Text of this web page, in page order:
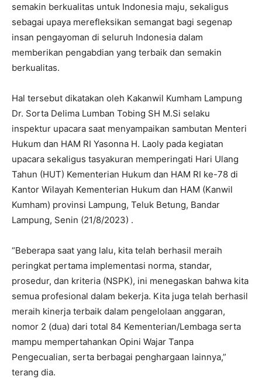
semakin berkualitas untuk Indonesia maju, sekaligus
sebagai upaya merefleksikan semangat bagi segenap
insan pengayoman di seluruh Indonesia dalam
memberikan pengabdian yang terbaik dan semakin
berkualitas.
Hal tersebut dikatakan oleh Kakanwil Kumham Lampung
Dr. Sorta Delima Lumban Tobing SH M.Si selaku
inspektur upacara saat menyampaikan sambutan Menteri
Hukum dan HAM RI Yasonna H. Laoly pada kegiatan
upacara sekaligus tasyakuran memperingati Hari Ulang
Tahun (HUT) Kementerian Hukum dan HAM RI ke-78 di
Kantor Wilayah Kementerian Hukum dan HAM (Kanwil
Kumham) provinsi Lampung, Teluk Betung, Bandar
Lampung, Senin (21/8/2023) .
“Beberapa saat yang lalu, kita telah berhasil meraih
peringkat pertama implementasi norma, standar,
prosedur, dan kriteria (NSPK), ini menegaskan bahwa kita
semua profesional dalam bekerja. Kita juga telah berhasil
meraih kinerja terbaik dalam pengelolaan anggaran,
nomor 2 (dua) dari total 84 Kementerian/Lembaga serta
mampu mempertahankan Opini Wajar Tanpa
Pengecualian, serta berbagai penghargaan lainnya,”
terang dia.